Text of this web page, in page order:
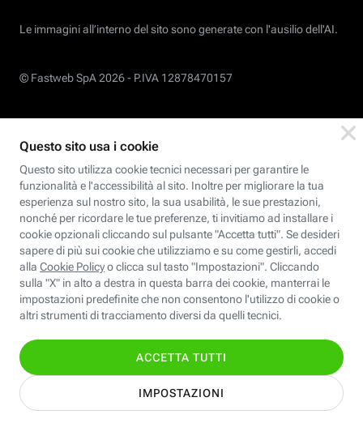
Le immagini all’interno del sito sono generate con l'ausilio dell'AI.
© Fastweb SpA 2026 - P.IVA 12878470157